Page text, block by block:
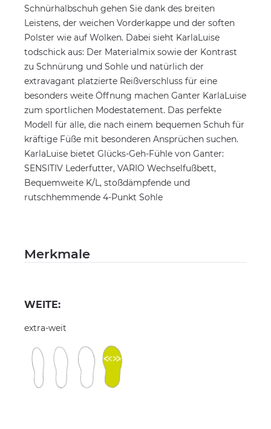
Schnürhalbschuh gehen Sie dank des breiten
Leistens, der weichen Vorderkappe und der soften
Polster wie auf Wolken. Dabei sieht KarlaLuise
todschick aus: Der Materialmix sowie der Kontrast
zu Schnürung und Sohle und natürlich der
extravagant platzierte Reißverschluss für eine
besonders weite Öffnung machen Ganter KarlaLuise
zum sportlichen Modestatement. Das perfekte
Modell für alle, die nach einem bequemen Schuh für
kräftige Füße mit besonderen Ansprüchen suchen.
KarlaLuise bietet Glücks-Geh-Fühle von Ganter:
SENSITIV Lederfutter, VARIO Wechselfußbett,
Bequemweite K/L, stoßdämpfende und
rutschhemmende 4-Punkt Sohle
Merkmale
WEITE:
extra-weit